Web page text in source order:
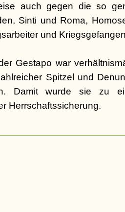
auch gegen die so
Sinti und Roma,
und
Gestapo war
Spitzel und
Damit wurde sie zu
Herrschaftssicherung.